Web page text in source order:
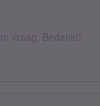
vraag. Bedankt!